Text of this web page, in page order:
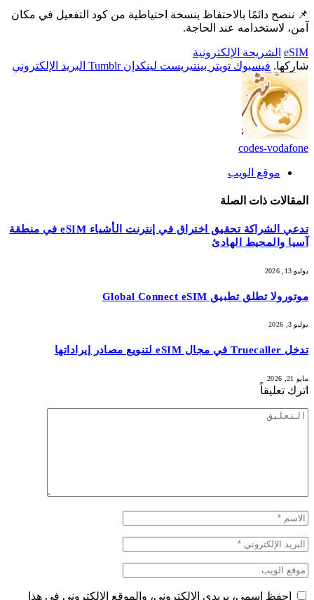
📌 ننصح دائمًا بالاحتفاظ بنسخة احتياطية من كود التفعيل في مكان
آمن، لاستخدامه عند الحاجة.
eSIM الشريحة الإلكترونية
شاركها. فيسبوك تويتر بينتيريست لينكدإن Tumblr البريد الإلكتروني
codes-vodafone
موقع الويب
المقالات ذات الصلة
تدعي الشراكة تحقيق اختراق في إنترنت الأشياء eSIM في منطقة
آسيا والمحيط الهادئ
يوليو 13, 2026
موتورولا تطلق تطبيق Global Connect eSIM
يوليو 3, 2026
تدخل Truecaller في مجال eSIM لتنويع مصادر إيراداتها
مايو 21, 2026
اترك تعليقاً
احفظ اسمي، بريدي الإلكتروني، والموقع الإلكتروني في هذا